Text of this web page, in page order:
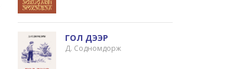
ГОЛ ДЭЭР
Д. Содномдорж